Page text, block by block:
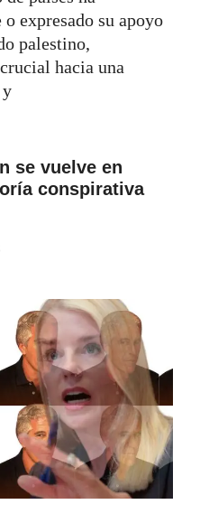
expresado su apoyo
palestino,
hacia una
y
se vuelve en
conspirativa